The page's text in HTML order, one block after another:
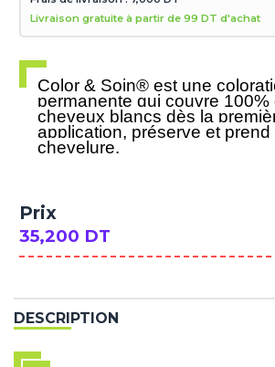
Livraison gratuite à partir de 99 DT d'achat
Color & Soin® est une
permanente qui couvre 100%
cheveux blancs dès la
application, préserve et
chevelure.
Prix
35,200 DT
DESCRIPTION